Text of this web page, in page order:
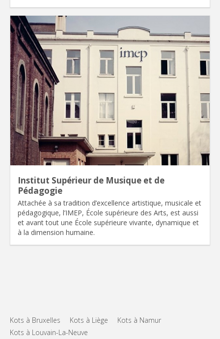
Institut Supérieur de Musique et de
Pédagogie
Attachée à sa tradition d’excellence artistique, musicale et
pédagogique, l’IMEP, École supérieure des Arts, est aussi
et avant tout une École supérieure vivante, dynamique et
à la dimension humaine.
Kots à Bruxelles Kots à Liège
Kots à Namur
Kots à Louvain-La-Neuve